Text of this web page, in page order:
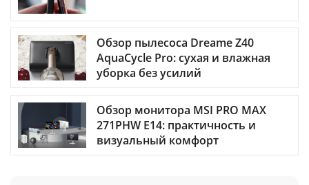
Обзор пылесоса Dreame Z40
AquaCycle Pro: сухая и влажная
уборка без усилий
Обзор монитора MSI PRO MAX
271PHW E14: практичность и
визуальный комфорт